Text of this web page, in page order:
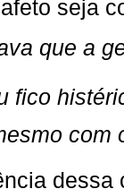
seja
que a
fico
com